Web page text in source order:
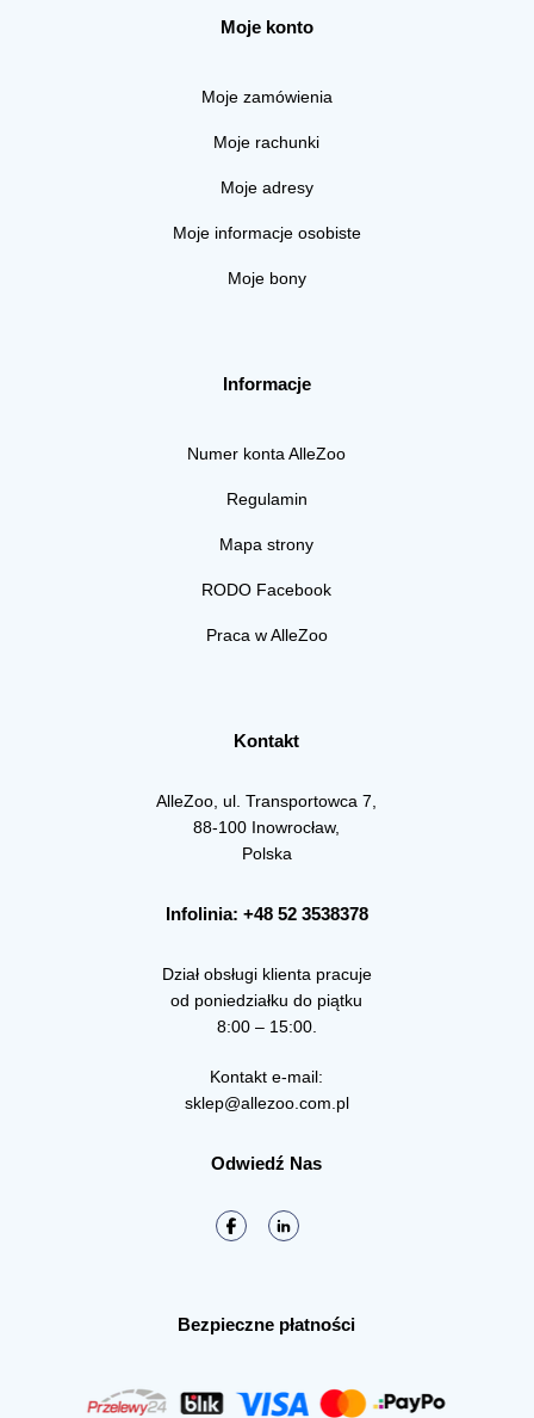
Moje konto
Moje zamówienia
Moje rachunki
Moje adresy
Moje informacje osobiste
Moje bony
Informacje
Numer konta AlleZoo
Regulamin
Mapa strony
RODO Facebook
Praca w AlleZoo
Kontakt
AlleZoo, ul. Transportowca 7,
88-100 Inowrocław,
Polska
Infolinia: +48 52 3538378
Dział obsługi klienta pracuje
od poniedziałku do piątku
8:00 – 15:00.
Kontakt e-mail:
sklep@allezoo.com.pl
Odwiedź Nas
Bezpieczne płatności